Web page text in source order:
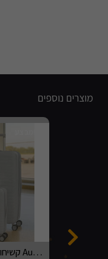
מוצרים נוספים
סט 3 מזוודות איכותיותPP קשיחות Australian adventurer בגדלים 20, 24, 28 בצבע אפור בהיר